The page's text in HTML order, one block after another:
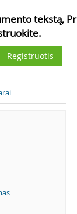
tekstą,
Registruotis